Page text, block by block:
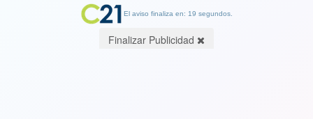
El aviso finaliza en: 19 segundos.
Finalizar Publicidad